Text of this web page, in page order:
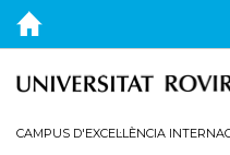
EL DEPARTAMENT
CAMPUS D'EXCEL·LÈNCIA